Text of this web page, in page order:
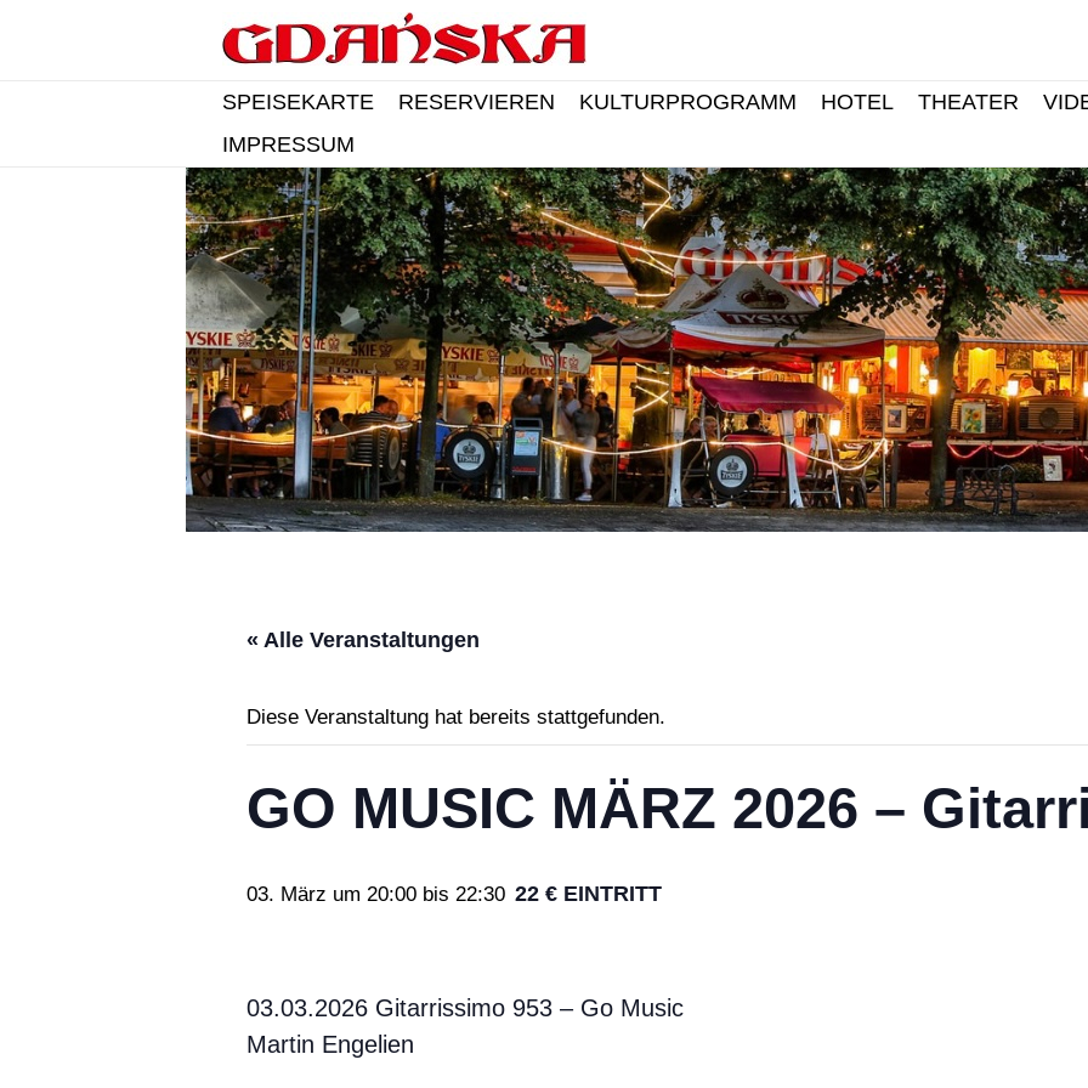
SPEISEKARTE RESERVIEREN KULTURPROGRAMM HOTEL THEATER
IMPRESSUM
« Alle Veranstaltungen
Diese Veranstaltung hat bereits stattgefunden.
GO MUSIC MÄRZ 2026 –
03. März um 20:00 bis 22:30 22 € EINTRITT
03.03.2026 Gitarrissimo 953 – Go Music
Martin Engelien